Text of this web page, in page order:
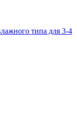
типа для 3-4